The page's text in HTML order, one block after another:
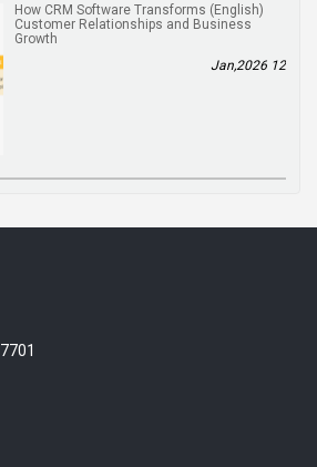
(English) How CRM Software Transforms
Customer Relationships and Business
Growth
12 Jan,2026
7701 N Lamar Blvd, Suit 402,